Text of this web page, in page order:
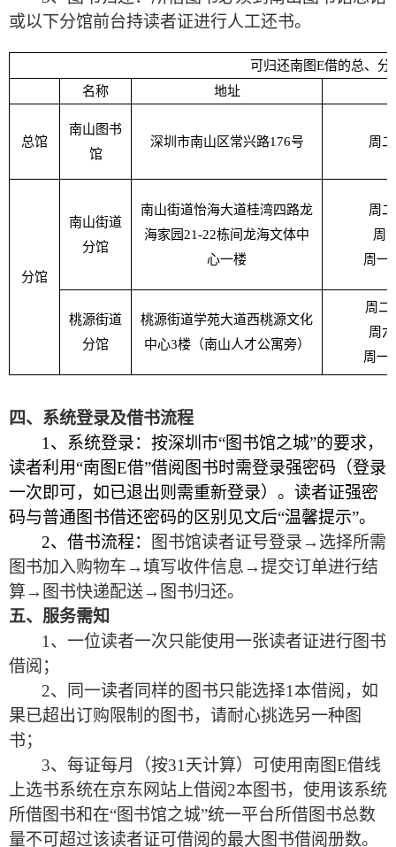
或以下分馆前台持读者证进行人工还书。
可归还南图E借的总、分
名称
地址
总馆
南山图书
馆
深圳市南山区常兴路176号
周
分馆
南山街道
分馆
南山街道怡海大道桂湾四路龙
海家园21-22栋间龙海文体中
心一楼
周
周
周一
桃源街道
分馆
桃源街道学苑大道西桃源文化
中心3楼（南山人才公寓旁）
周二
周
周一
四、系统登录及借书流程
1 、系统登录：按深圳市“图书馆之城”的要求，
读者利用“南图E借”借阅图书时需登录强密码（登录
一次即可，如已退出则需重新登录） 。 读者证强密
码与普通图书借还密码的区别见文后“温馨提示”。
2、借书流程：
图书馆读者证号登录→选择所需
图书加入购物车→填写收件信息→提交订单进行结
算→图书快递配送→图书归还。
五、服务需知
1 、一位读者一次只能使用一张读者证进行图书
借阅 ；
2、同一读者同样的图书只能选择1本借阅 ， 如
果已超出订购限制的图书，请耐心挑选另一种图
书；
3、每证每月（按31天计算）可使用南图E借线
上选书系统在京东网站上借阅2本图书， 使用该系统
所借图书和在“图书馆之城”统一平台所借图书总数
量不可超过该读者证可借阅的最大图书借阅册数。